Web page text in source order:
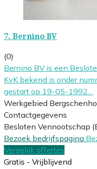
7. Bernino BV
(0)
Bernino BV is een
KvK bekend is onder
gestart op 19-05-1992…
Werkgebied
Contactgegevens
Besloten Vennootschap
Bezoek bedrijfspagina
Vergelijk offertes
Gratis - Vrijblijvend